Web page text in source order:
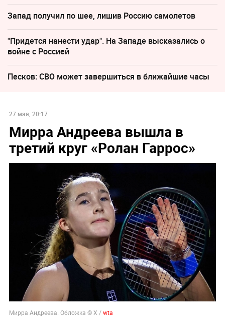
Запад получил по шее, лишив Россию самолетов
"Придется нанести удар". На Западе высказались о
войне с Россией
Песков: СВО может завершиться в ближайшие часы
27 мая, 20:17
Мирра Андреева вышла в
третий круг «Ролан Гаррос»
Мирра Андреева. Обложка © X /wta